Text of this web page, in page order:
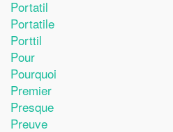
Portatil
Portatile
Porttil
Pour
Pourquoi
Premier
Presque
Preuve